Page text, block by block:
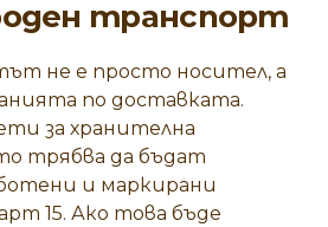
транспорт
не е просто носител, а
по доставката.
за хранителна
трябва да бъдат
и маркирани
15. Ако това бъде